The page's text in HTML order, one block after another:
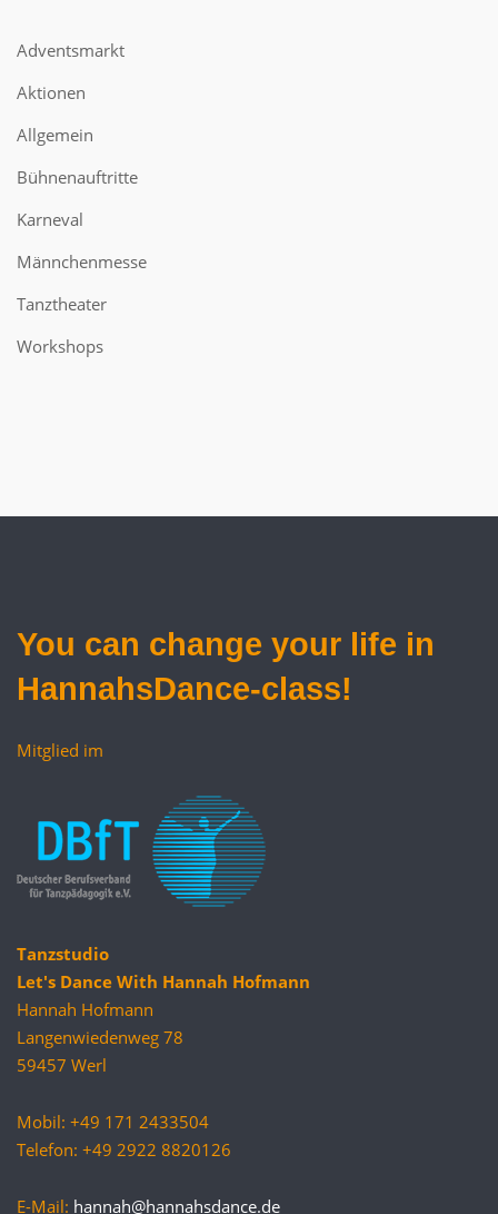
Adventsmarkt
Aktionen
Allgemein
Bühnenauftritte
Karneval
Männchenmesse
Tanztheater
Workshops
You can change your life in
HannahsDance-class!
Mitglied im
Tanzstudio
Let's Dance With Hannah Hofmann
Hannah Hofmann
Langenwiedenweg 78
59457 Werl
Mobil: +49 171 2433504
Telefon: +49 2922 8820126
E-Mail: hannah@hannahsdance.de